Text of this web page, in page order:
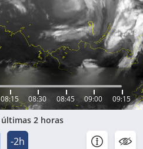
08:15 08:30 08:45 09:00 09:15
2 horas
-2h